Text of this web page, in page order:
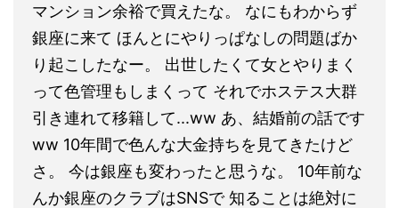
マンション余裕で買えたな。 なにもわからず
銀座に来て ほんとにやりっぱなしの問題ばか
り起こしたなー。 出世したくて女とやりまく
って色管理もしまくって それでホステス大群
引き連れて移籍して...ww あ、結婚前の話です
ww 10年間で色んな大金持ちを見てきたけど
さ。 今は銀座も変わったと思うな。 10年前な
んか銀座のクラブはSNSで 知ることは絶対に